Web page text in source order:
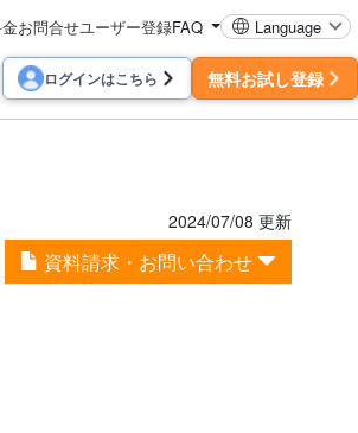
お問合せユーザー登録FAQ Language
ログインはこちら 無料お試し登録
2024/07/08 更新
資料請求・お問い合わせ